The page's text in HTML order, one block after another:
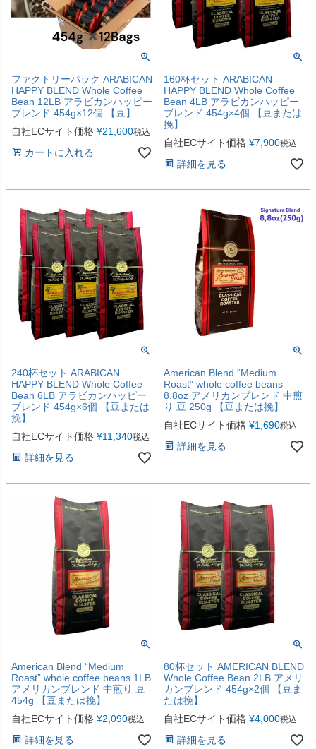
ファクトリーパック ARABICAN
HAPPY BLEND Whole Coffee
Bean 12LB アラビカンハッピー
ブレンド 454g×12個 【豆】
自社ECサイト価格 ¥21,600税込
カートに入れる
160杯セット ARABICAN
HAPPY BLEND Whole Coffee
Bean 4LB アラビカンハッピー
ブレンド 454g×4個 【豆または
挽】
自社ECサイト価格 ¥7,900税込
詳細を見る
240杯セット ARABICAN
HAPPY BLEND Whole Coffee
Bean 6LB アラビカンハッピー
ブレンド 454g×6個 【豆または
挽】
自社ECサイト価格 ¥11,340税込
詳細を見る
American Blend “Medium
Roast” whole coffee beans
8.8oz アメリカンブレンド 中煎
り 豆 250g 【豆または挽】
自社ECサイト価格 ¥1,690税込
詳細を見る
American Blend “Medium
Roast” whole coffee beans 1LB
アメリカンブレンド 中煎り 豆
454g 【豆または挽】
自社ECサイト価格 ¥2,090税込
詳細を見る
80杯セット AMERICAN BLEND
Whole Coffee Bean 2LB アメリ
カンブレンド 454g×2個 【豆ま
たは挽】
自社ECサイト価格 ¥4,000税込
詳細を見る